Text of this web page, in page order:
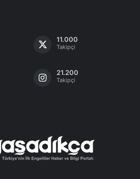
11.000
Takipçi
21.200
Takipçi